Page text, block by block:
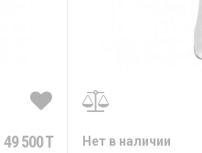
49 500 T Нет в наличии